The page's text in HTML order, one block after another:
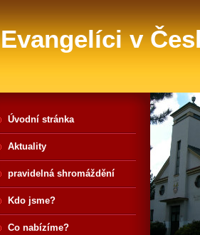
Evangelíci v
Úvodní stránka
Aktuality
pravidelná shromáždění
Kdo jsme?
Co nabízíme?